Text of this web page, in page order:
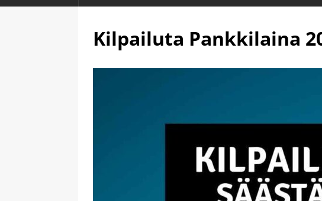
Kilpailuta Pankkilaina